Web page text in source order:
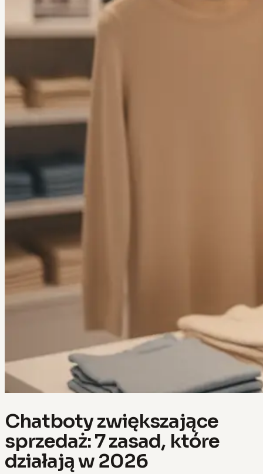
Chatboty zwiększające
sprzedaż: 7 zasad, które
działają w 2026